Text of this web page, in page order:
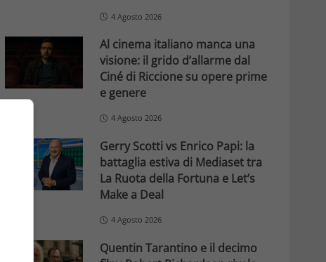
4 Agosto 2026
Al cinema italiano manca una
visione: il grido d’allarme dal
Ciné di Riccione su opere prime
e genere
4 Agosto 2026
Gerry Scotti vs Enrico Papi: la
battaglia estiva di Mediaset tra
La Ruota della Fortuna e Let’s
Make a Deal
4 Agosto 2026
Quentin Tarantino e il decimo